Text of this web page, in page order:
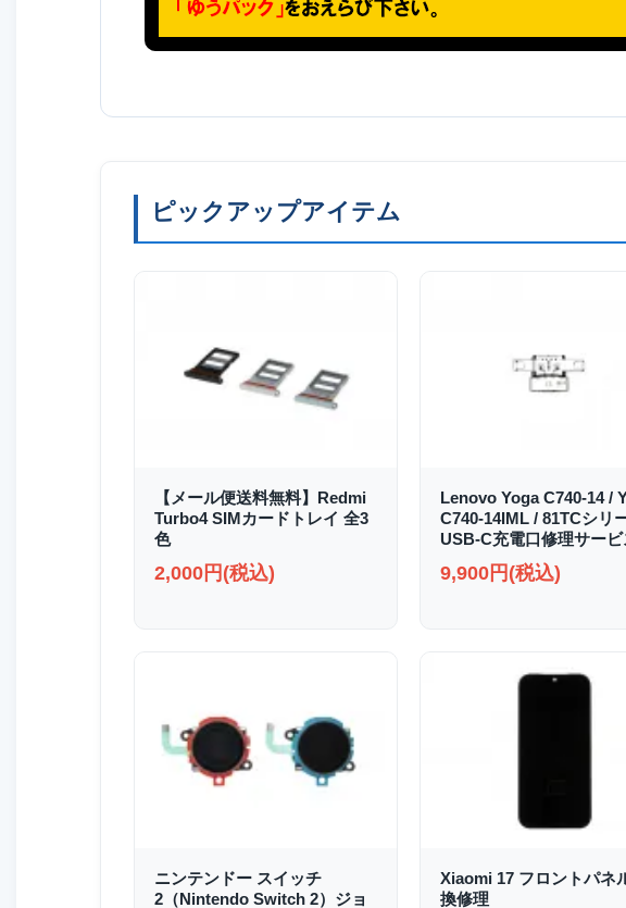
ピックアップアイテム
【メール便送料無料】Redmi
Turbo4 SIMカードトレイ 全3
色
2,000円(税込)
Lenovo Yoga C740-14 /
C740-14IML / 81TCシリ
USB-C充電口修理サービ
9,900円(税込)
ニンテンドー スイッチ
2（Nintendo Switch 2）ジョ
Xiaomi 17 フロントパネ
換修理